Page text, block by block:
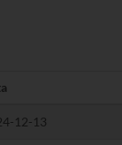
12-13